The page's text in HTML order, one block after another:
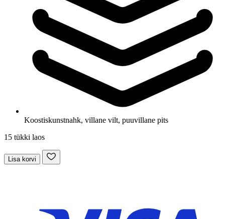
Koostiskunstnahk, villane vilt, puuvillane pits
15 tükki laos
Lisa korvi